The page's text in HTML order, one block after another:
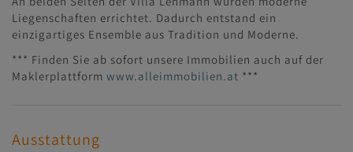
Liegenschaften errichtet. Dadurch entstand ein
einzigartiges Ensemble aus Tradition und Moderne.
*** Finden Sie ab sofort unsere Immobilien auch auf der
Maklerplattform www.alleimmobilien.at ***
Ausstattung